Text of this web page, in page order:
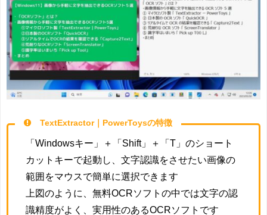
TextExtractor｜PowerToysの特徴
「Windowsキー」＋「Shift」＋「T」のショート
カットキーで起動し、文字認識をさせたい画像の
範囲をマウスで簡単に選択できます
上図のように、無料OCRソフトの中では文字の認
識精度がよく、実用性のあるOCRソフトです